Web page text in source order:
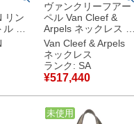
リン
ク
ル 4
古】
ヴァンクリーフアー
ペル Van Cleef &
Arpels ネックレス ヴ
ィンテージ アルハン
ブラ グリーン×イエ
ローゴールド 750
18K 緑 マラカイト
マット
VCARO9VA00 【修
理証明書】 【中古】
新品同様品
Van Cleef & Arpels
ネックレス
ランク: SA
¥517,440
中古
未使用